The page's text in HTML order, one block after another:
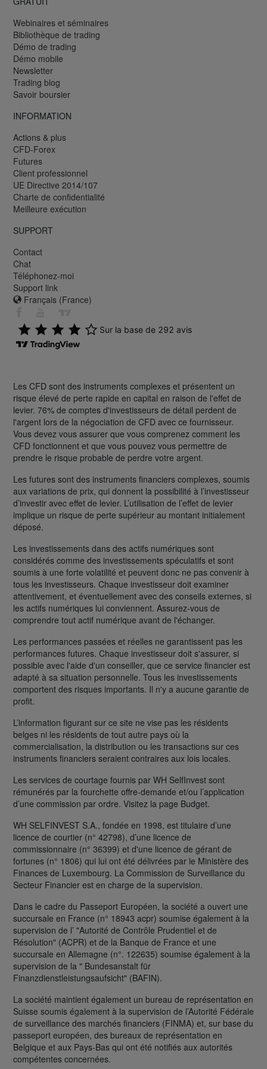
Webinaires et séminaires
Bibliothèque de trading
Démo de trading
Démo mobile
Newsletter
Trading blog
Savoir boursier
INFORMATION
Actions & plus
CFD-Forex
Futures
Client professionnel
UE Directive 2014/107
Charte de confidentialité
Meilleure exécution
SUPPORT
Contact
Chat
Téléphonez-moi
Support link
Français (France)
Les CFD sont des instruments complexes et présentent un
risque élevé de perte rapide en capital en raison de l'effet de
levier. 76% de comptes d'investisseurs de détail perdent de
l'argent lors de la négociation de CFD avec ce fournisseur.
Vous devez vous assurer que vous comprenez comment les
CFD fonctionnent et que vous pouvez vous permettre de
prendre le risque probable de perdre votre argent.
Les futures sont des instruments financiers complexes, soumis
aux variations de prix, qui donnent la possibilité à l’investisseur
d’investir avec effet de levier. L’utilisation de l’effet de levier
implique un risque de perte supérieur au montant initialement
déposé.
Les investissements dans des actifs numériques sont
considérés comme des investissements spéculatifs et sont
soumis à une forte volatilité et peuvent donc ne pas convenir à
tous les investisseurs. Chaque investisseur doit examiner
attentivement, et éventuellement avec des conseils externes, si
les actifs numériques lui conviennent. Assurez-vous de
comprendre tout actif numérique avant de l'échanger.
Les performances passées et réelles ne garantissent pas les
performances futures. Chaque investisseur doit s'assurer, si
possible avec l'aide d'un conseiller, que ce service financier est
adapté à sa situation personnelle. Tous les investissements
comportent des risques importants. Il n'y a aucune garantie de
profit.
L’information figurant sur ce site ne vise pas les résidents
belges ni les résidents de tout autre pays où la
commercialisation, la distribution ou les transactions sur ces
instruments financiers seraient contraires aux lois locales.
Les services de courtage fournis par WH SelfInvest sont
rémunérés par la fourchette offre-demande et/ou l’application
d’une commission par ordre. Visitez la page Budget.
WH SELFINVEST S.A., fondée en 1998, est titulaire d’une
licence de courtier (n° 42798), d’une licence de
commissionnaire (n° 36399) et d'une licence de gérant de
fortunes (n° 1806) qui lui ont été délivrées par le Ministère des
Finances de Luxembourg. La Commission de Surveillance du
Secteur Financier est en charge de la supervision.
Dans le cadre du Passeport Européen, la société a ouvert une
succursale en France (n° 18943 acpr) soumise également à la
supervision de l’ "Autorité de Contrôle Prudentiel et de
Résolution" (ACPR) et de la Banque de France et une
succursale en Allemagne (n°. 122635) soumise également à la
supervision de la " Bundesanstalt für
Finanzdienstleistungsaufsicht" (BAFIN).
La société maintient également un bureau de représentation en
Suisse soumis également à la supervision de l’Autorité Fédérale
de surveillance des marchés financiers (FINMA) et, sur base du
passeport européen, des bureaux de représentation en
Belgique et aux Pays-Bas qui ont été notifiés aux autorités
compétentes concernées.